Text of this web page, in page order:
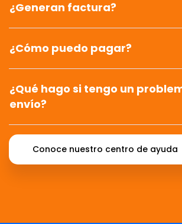
¿Generan factura?
¿Cómo puedo pagar?
¿Qué hago si tengo un
envío?
Conoce nuestro centro de ayuda